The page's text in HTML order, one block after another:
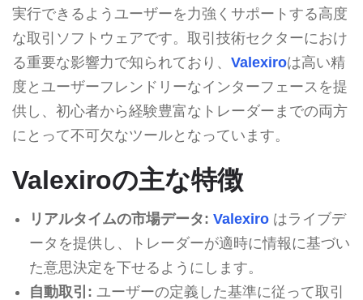
実行できるようユーザーを力強くサポートする高度
な取引ソフトウェアです。取引技術セクターにおけ
る重要な影響力で知られており、 Valexiroは高い精
度とユーザーフレンドリーなインターフェースを提
供し、初心者から経験豊富なトレーダーまでの両方
にとって不可欠なツールとなっています。
Valexiroの主な特徴
リアルタイムの市場データ: Valexiroはライブデ
ータを提供し、トレーダーが適時に情報に基づい
た意思決定を下せるようにします。
自動取引: ユーザーの定義した基準に従って取引